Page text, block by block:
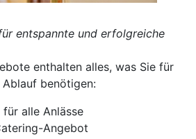
entspannte und erfolgreiche
enthalten alles, was Sie für
benötigen:
für alle Anlässe
Angebot